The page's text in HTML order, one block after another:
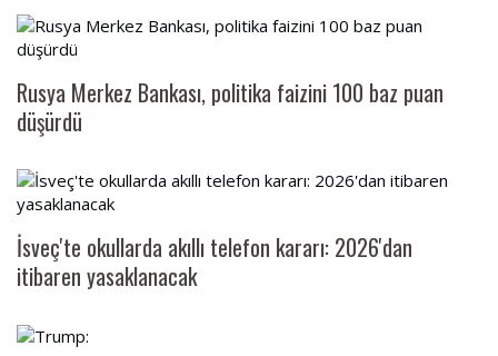
Rusya Merkez Bankası, politika faizini 100 baz puan
düşürdü
İsveç'te okullarda akıllı telefon kararı: 2026'dan
itibaren yasaklanacak